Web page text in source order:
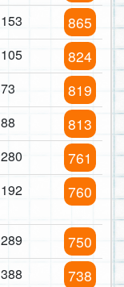
153 865
105 824
73 819
88 813
280 761
192 760
289 750
388 738